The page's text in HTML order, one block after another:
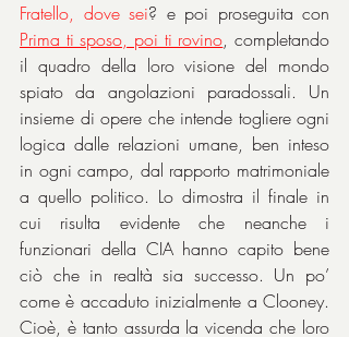
Fratello, dove sei?
Prima ti sposo, poi ti rovino, completando
il quadro della loro visione del mondo
spiato da angolazioni paradossali. Un
insieme di opere che intende togliere ogni
logica dalle relazioni umane, ben inteso
in ogni campo, dal rapporto matrimoniale
a quello politico. Lo dimostra il finale in
cui risulta evidente che neanche i
funzionari della CIA hanno capito bene
ciò che in realtà sia successo. Un po’
come è accaduto inizialmente a Clooney.
Cioè, è tanto assurda la vicenda che loro